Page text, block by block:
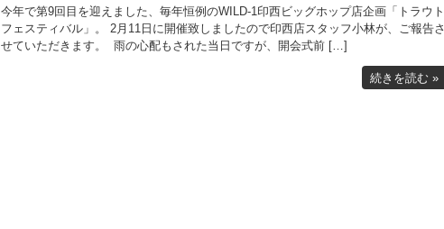
今年で第9回目を迎えました、毎年恒例のWILD-1印西ビッグホップ店企画「トラウト
フェスティバル」。 2月11日に開催致しましたので印西店スタッフ小林が、ご報告さ
せていただきます。 雨の心配もされた当日ですが、開会式前 […]
続きを読む »